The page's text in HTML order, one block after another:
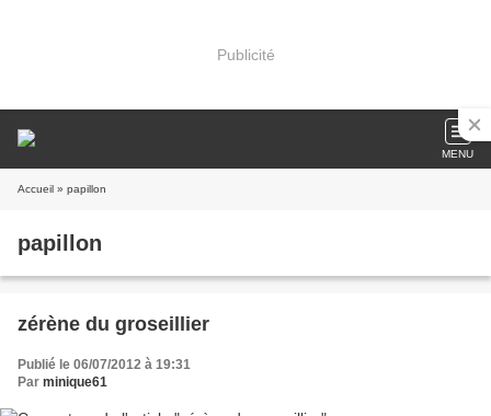
Publicité
MENU
Accueil » papillon
papillon
zérène du groseillier
Publié le 06/07/2012 à 19:31
Par minique61